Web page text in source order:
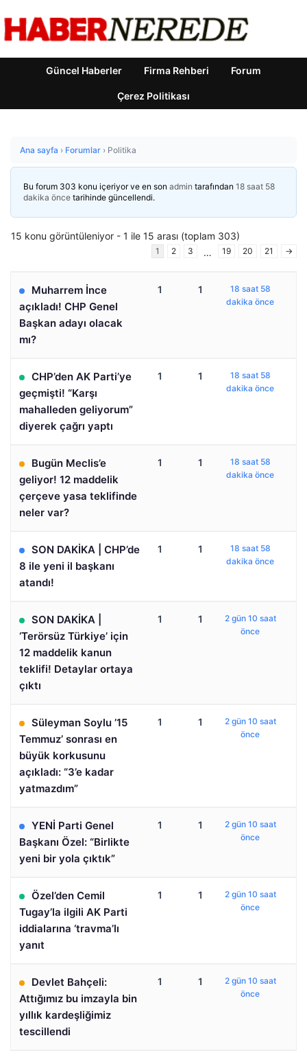
Güncel Haberler Firma Rehberi Forum
Çerez Politikası
Ana sayfa › Forumlar › Politika
Bu forum 303 konu içeriyor ve en son admin tarafından 18 saat 58
dakika önce tarihinde güncellendi.
15 konu görüntüleniyor - 1 ile 15 arası (toplam 303)
1 2 3 … 19 20 21 →
Muharrem İnce
açıkladı! CHP Genel
Başkan adayı olacak
mı?
1 1
18 saat 58
dakika önce
CHP’den AK Parti’ye
geçmişti! “Karşı
mahalleden geliyorum”
diyerek çağrı yaptı
1 1
18 saat 58
dakika önce
Bugün Meclis’e
geliyor! 12 maddelik
çerçeve yasa teklifinde
neler var?
1 1
18 saat 58
dakika önce
SON DAKİKA | CHP’de
8 ile yeni il başkanı
atandı!
1 1
18 saat 58
dakika önce
SON DAKİKA |
‘Terörsüz Türkiye’ için
12 maddelik kanun
teklifi! Detaylar ortaya
çıktı
1 1
2 gün 10 saat
önce
Süleyman Soylu ’15
Temmuz’ sonrası en
büyük korkusunu
açıkladı: “3’e kadar
yatmazdım”
1 1
2 gün 10 saat
önce
YENİ Parti Genel
Başkanı Özel: “Birlikte
yeni bir yola çıktık”
1 1
2 gün 10 saat
önce
Özel’den Cemil
Tugay’la ilgili AK Parti
iddialarına ‘travma’lı
yanıt
1 1
2 gün 10 saat
önce
Devlet Bahçeli:
Attığımız bu imzayla bin
yıllık kardeşliğimiz
tescillendi
1 1
2 gün 10 saat
önce